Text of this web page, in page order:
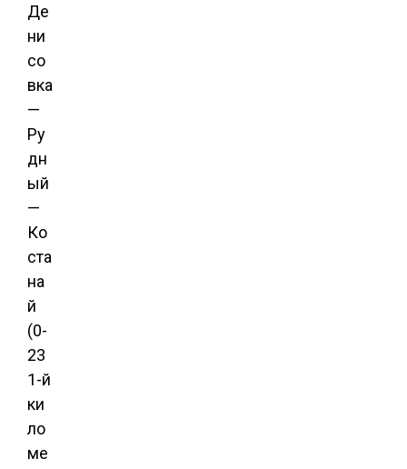
Де
ни
со
вка
—
Ру
дн
ый
—
Ко
ста
на
й
(0-
23
1-й
ки
ло
ме